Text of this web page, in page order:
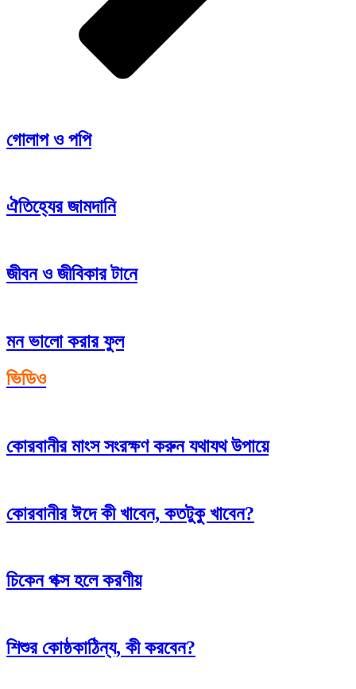
গোলাপ ও পপি
ঐতিহ্যের জামদানি
জীবন ও জীবিকার টানে
মন ভালো করার ফুল
ভিডিও
কোরবানীর মাংস সংরক্ষণ করুন যথাযথ উপায়ে
কোরবানীর ঈদে কী খাবেন, কতটুকু খাবেন?
চিকেন পক্স হলে করণীয়
শিশুর কোষ্ঠকাঠিন্য, কী করবেন?